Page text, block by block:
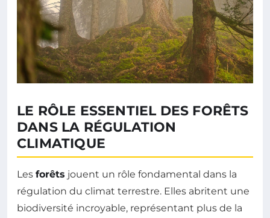
LE RÔLE ESSENTIEL DES FORÊTS
DANS LA RÉGULATION
CLIMATIQUE
Les forêts jouent un rôle fondamental dans la
régulation du climat terrestre. Elles abritent une
biodiversité incroyable, représentant plus de la